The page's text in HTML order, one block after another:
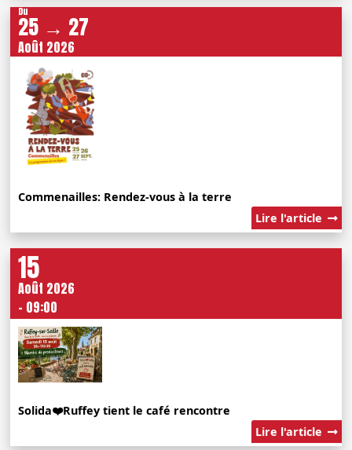
Du
25 → 27
Août 2026
Commenailles: Rendez-vous à la terre
Lire l'article
15
Août 2026
- 09:00
Solida❤️Ruffey tient le café rencontre
Lire l'article